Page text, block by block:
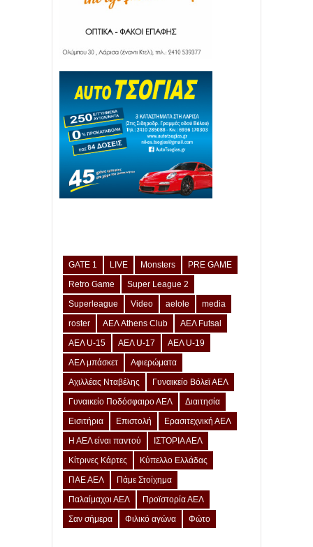
GATE 1 LIVE Monsters
PRE GAME
Retro Game
Super League 2
Superleague
Video aelole
media
roster
ΑΕΛ Athens Club
ΑΕΛ Futsal
ΑΕΛ U-15
ΑΕΛ U-17
ΑΕΛ U-19
ΑΕΛ μπάσκετ
Αφιερώματα
Αχιλλέας Νταβέλης
Γυναικείο Βόλεϊ ΑΕΛ
Γυναικείο Ποδόσφαιρο ΑΕΛ
Διαιτησία
Εισιτήρια
Επιστολή
Ερασιτεχνική ΑΕΛ
Η ΑΕΛ είναι παντού
ΙΣΤΟΡΙΑ ΑΕΛ
Κίτρινες Κάρτες
Κύπελλο Ελλάδας
ΠΑΕ ΑΕΛ
Πάμε Στοίχημα
Παλαίμαχοι ΑΕΛ
Προϊστορία ΑΕΛ
Σαν σήμερα
Φιλικό αγώνα Φώτο